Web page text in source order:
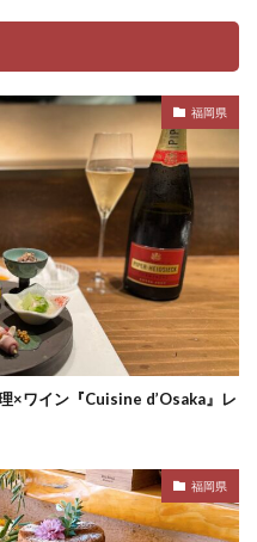
福岡県
×ワイン『Cuisine d’Osaka』レ
福岡県